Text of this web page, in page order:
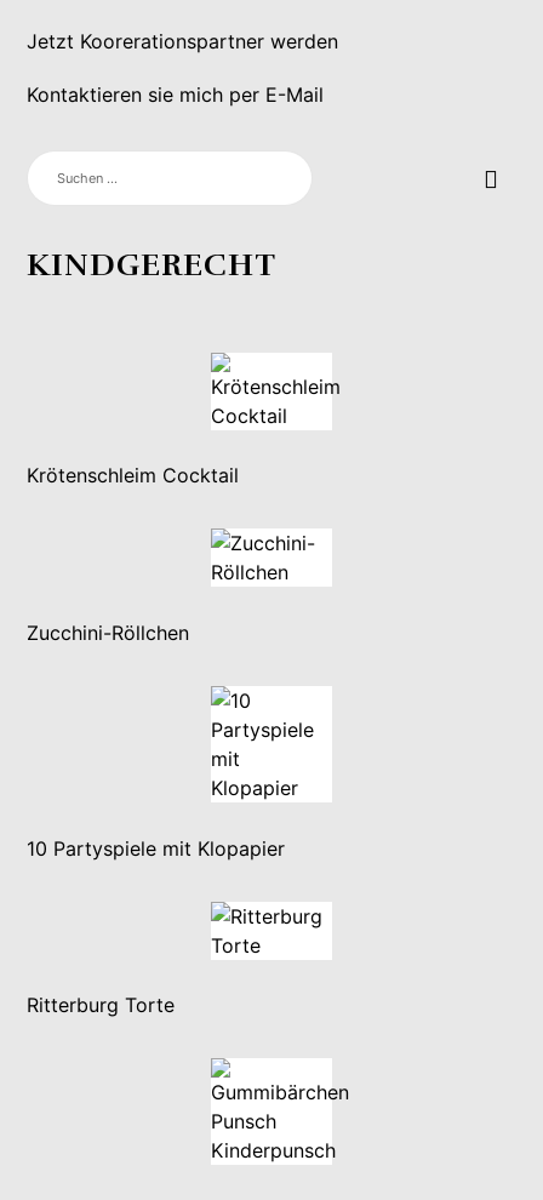
Jetzt Koorerationspartner werden
Kontaktieren sie mich per E-Mail
SUCHEN
NACH:
KINDGERECHT
Krötenschleim Cocktail
Zucchini-Röllchen
10 Partyspiele mit Klopapier
Ritterburg Torte